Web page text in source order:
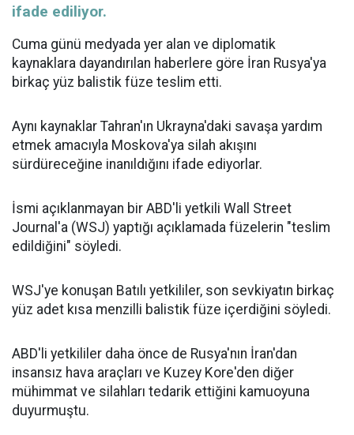
ifade ediliyor.
Cuma günü medyada yer alan ve diplomatik
kaynaklara dayandırılan haberlere göre İran Rusya'ya
birkaç yüz balistik füze teslim etti.
Aynı kaynaklar Tahran'ın Ukrayna'daki savaşa yardım
etmek amacıyla Moskova'ya silah akışını
sürdüreceğine inanıldığını ifade ediyorlar.
İsmi açıklanmayan bir ABD'li yetkili Wall Street
Journal'a (WSJ) yaptığı açıklamada füzelerin "teslim
edildiğini" söyledi.
WSJ'ye konuşan Batılı yetkililer, son sevkiyatın birkaç
yüz adet kısa menzilli balistik füze içerdiğini söyledi.
ABD'li yetkililer daha önce de Rusya'nın İran'dan
insansız hava araçları ve Kuzey Kore'den diğer
mühimmat ve silahları tedarik ettiğini kamuoyuna
duyurmuştu.